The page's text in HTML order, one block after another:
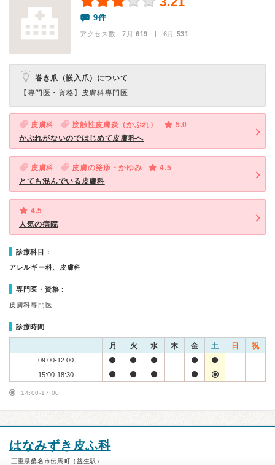
9件
アクセス数 7月:619 | 6月:531
巻き爪（嵌入爪）について
【専門医・資格】 皮膚科専門医
皮膚科 接触性皮膚炎（かぶれ）
5.0
かぶれがないのではじめて皮膚科へ
皮膚科 皮膚の発疹・かゆみ
4.5
とても混んでいる皮膚科
4.5
人気の病院
診療科目：
アレルギー科、皮膚科
専門医・資格：
皮膚科専門医
診療時間
月 火 水 木 金 土 日 祝
09:00-12:00
15:00-18:30
14:00-17:00
はなみずき皮ふ科
三重県桑名市伝馬町（益生駅）